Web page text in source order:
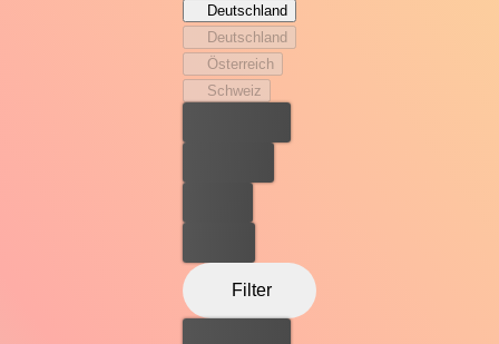
jeder seine eigenen erstaunlichen Talente und
magischen Gaben besitzt. Mit Sofia als deiner Führerin
gibt es keine bessere Art, die Magie von Charmswell zu
Deutschland
Deutschland
Österreich
Schweiz
Filter